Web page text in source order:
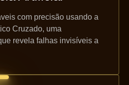
com precisão usando a
Cruzado, uma
revela falhas invisíveis a